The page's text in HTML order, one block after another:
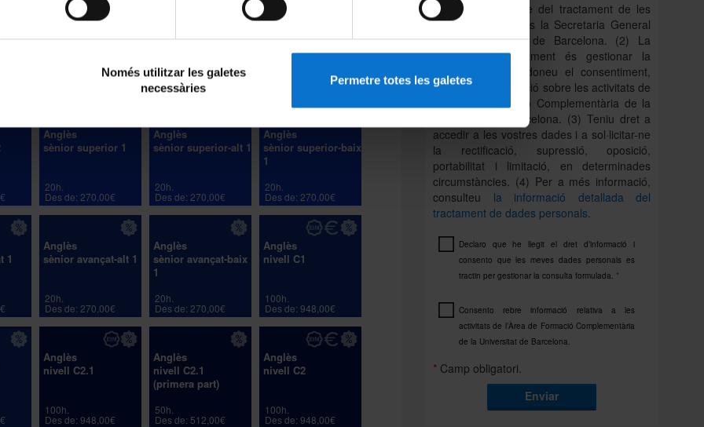
Només utilitzar les galetes
necessàries
Permetre totes les galetes
1
Anglès
sènior suficiència-
sènior suficiència-
20h.
Des de: 270,00€
Anglès
nivell B2
Des de: 948,00€
Anglès
sènior superior 1
20h.
Des de: 270,00€
Anglès
sènior superior-alt 1
20h.
Des de: 270,00€
Anglès
sènior superior-baix
1
20h.
Des de: 270,00€
1
Anglès
sènior avançat-alt 1
20h.
Des de: 270,00€
Anglès
sènior avançat-baix
1
20h.
Des de: 270,00€
Anglès
nivell C1
100h.
Des de: 948,00€
Anglès
nivell C2.1
100h.
Des de: 948,00€
Anglès
nivell C2.1
(primera part)
50h.
Des de: 512,00€
Anglès
nivell C2
100h.
Des de: 948,00€
(1) La responsable del tractament de les
dades personals és la Secretaria General
de la Universitat de Barcelona. (2) La
finalitat del tractament és gestionar la
consulta i, si hi doneu el consentiment,
enviar-vos informació sobre les activitats de
l’Àrea de Formació Complementària de la
Universitat de Barcelona. (3) Teniu dret a
accedir a les vostres dades i a sol·licitar-ne
la rectificació, supressió, oposició,
portabilitat i limitació, en determinades
circumstàncies. (4) Per a més informació,
consulteu la informació detallada del
tractament de dades personals.
Declaro que he llegit el dret d’informació i
consento que les meves dades personals es
tractin per gestionar la consulta formulada. *
Consento rebre informació relativa a les
activitats de l’Àrea de Formació Complementària
de la Universitat de Barcelona.
* Camp obligatori.
Enviar